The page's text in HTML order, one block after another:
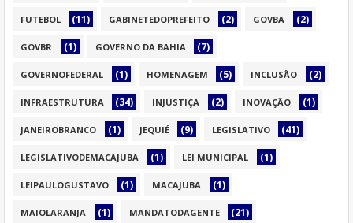
FUTEBOL (11) GABINETEDOPREFEITO (2) GOVBA (2)
GOVBR (1) GOVERNO DA BAHIA (7)
GOVERNOFEDERAL (1) HOMENAGEM (5) INCLUSÃO (2)
INFRAESTRUTURA (34) INJUSTIÇA (2) INOVAÇÃO (1)
JANEIROBRANCO (1) JEQUIÉ (9) LEGISLATIVO (41)
LEGISLATIVODEMACAJUBA (1) LEI MUNICIPAL (1)
LEIPAULOGUSTAVO (1) MACAJUBA (1)
MAIOLARANJA (1) MANDATODAGENTE (21)